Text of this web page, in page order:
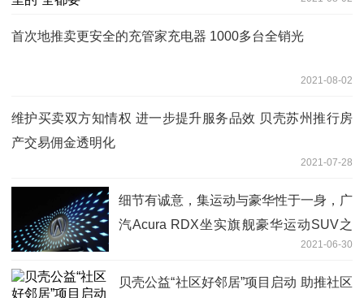
首次地推卖更安全的充管家充电器 1000多台全销光
2021-08-02
维护买卖双方知情权 进一步提升服务品效 贝壳苏州推行房
产交易佣金透明化
2021-07-28
细节有诚意，集运动与豪华性于一身，广
汽Acura RDX坐实旗舰豪华运动SUV之
2021-06-30
贝壳公益“社区好邻居”项目启动 助推社区